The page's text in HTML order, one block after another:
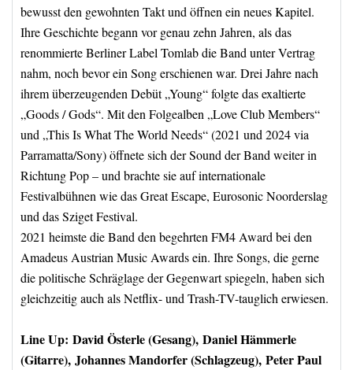
bewusst den gewohnten Takt und öffnen ein neues Kapitel.
Ihre Geschichte begann vor genau zehn Jahren, als das
renommierte Berliner Label Tomlab die Band unter Vertrag
nahm, noch bevor ein Song erschienen war. Drei Jahre nach
ihrem überzeugenden Debüt „Young“ folgte das exaltierte
„Goods / Gods“. Mit den Folgealben „Love Club Members“
und „This Is What The World Needs“ (2021 und 2024 via
Parramatta/Sony) öffnete sich der Sound der Band weiter in
Richtung Pop – und brachte sie auf internationale
Festivalbühnen wie das Great Escape, Eurosonic Noorderslag
und das Sziget Festival.
2021 heimste die Band den begehrten FM4 Award bei den
Amadeus Austrian Music Awards ein. Ihre Songs, die gerne
die politische Schräglage der Gegenwart spiegeln, haben sich
gleichzeitig auch als Netflix- und Trash-TV-tauglich erwiesen.
Line Up: David Österle (Gesang), Daniel Hämmerle
(Gitarre), Johannes Mandorfer (Schlagzeug), Peter Paul